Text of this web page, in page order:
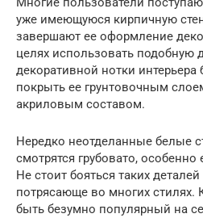
уже имеющуюся кирпичную
завершают ее оформление
целях использовать подобную
декоративной нотки интерьера
покрыть ее грунтовочным
акриловым составом.
Нередко неотделанные белые
смотрятся грубовато,
Не стоит бояться таких
потрясающе во многих стилях.
быть безумно популярный на